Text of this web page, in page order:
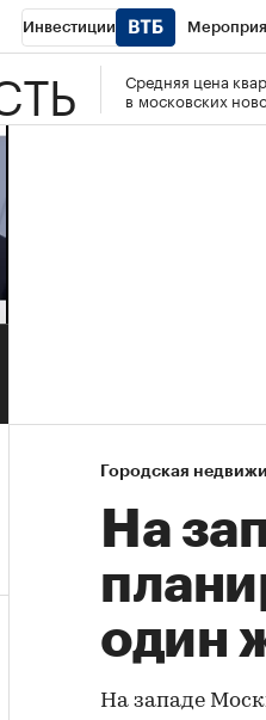
Инвестиции
Школа управления РБК
Средняя цена
в московских
Городская
На
один
На западе